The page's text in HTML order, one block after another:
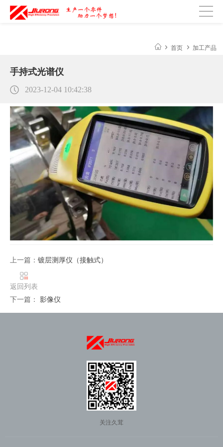
什么区别 琛芯LED工业照明产品：独特陶瓷散热技术助力制造
首页 加工产品
手持式光谱仪
2023-12-04 10:42:38
上一篇： 镀层测厚仪（接触式）
返回列表
下一篇： 影像仪
关注久茸